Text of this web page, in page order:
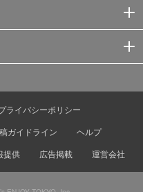
ライバシーポリシー
ガイドライン
ヘルプ
提供 広告掲載 運営会社